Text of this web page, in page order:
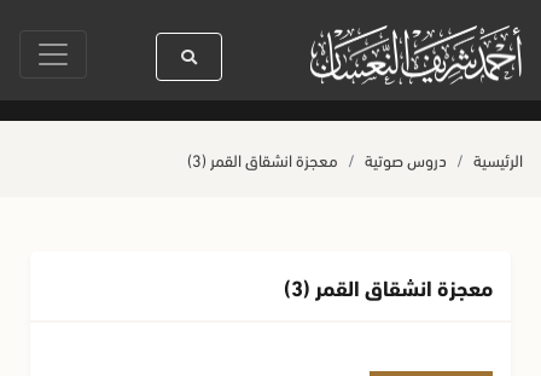
سيدنا رسول الله ﷺ كله رحمة صلاة آخر أربعاء من صفر حياة
الرئيسية دروس صوتية معجزة انشقاق القمر (3)
معجزة انشقاق القمر (3)